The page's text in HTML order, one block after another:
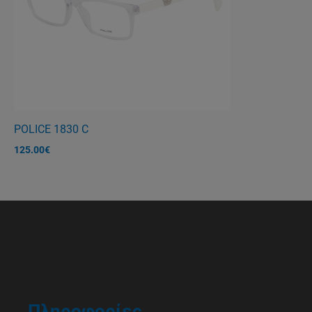
POLICE 1830 C
125.00€